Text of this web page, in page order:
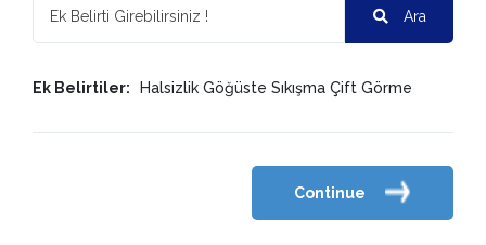
Ara
Ek Belirtiler: Halsizlik Göğüste Sıkışma Çift Görme
Continue